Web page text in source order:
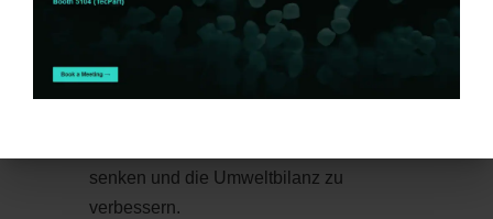
entsprechen (Quelle:Plastics Europe
durch den Einsatz von Kunststoffen wie
senken und die Umweltbilanz zu
verbessern.